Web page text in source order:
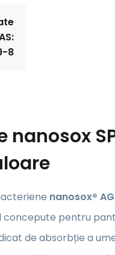
8
nanosox
nanosox®
pentru
de absorbție a